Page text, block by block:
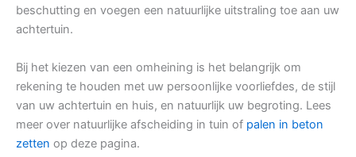
beschutting en voegen een natuurlijke uitstraling toe aan uw
achtertuin.
Bij het kiezen van een omheining is het belangrijk om
rekening te houden met uw persoonlijke voorliefdes, de stijl
van uw achtertuin en huis, en natuurlijk uw begroting. Lees
meer over natuurlijke afscheiding in tuin of palen in beton
zetten op deze pagina.